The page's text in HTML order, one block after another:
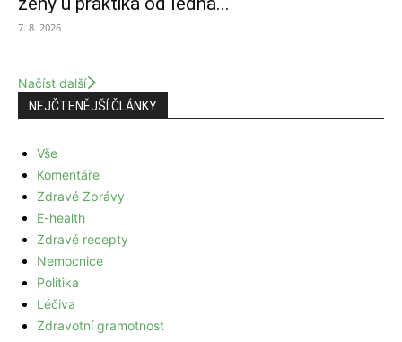
7. 8. 2026
Načíst další
NEJČTENĚJŠÍ ČLÁNKY
Vše
Komentáře
Zdravé Zprávy
E-health
Zdravé recepty
Nemocnice
Politika
Léčiva
Zdravotní gramotnost